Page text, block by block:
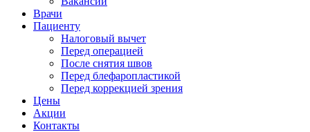
Врачи
Пациенту
Налоговый вычет
Перед операцией
После снятия швов
Перед блефаропластикой
Перед коррекцией зрения
Цены
Акции
Контакты